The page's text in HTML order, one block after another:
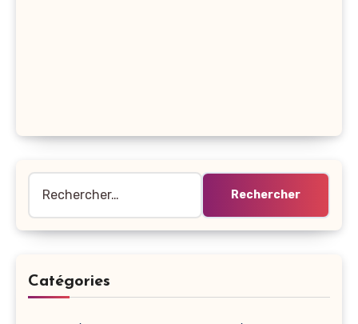
Catégories